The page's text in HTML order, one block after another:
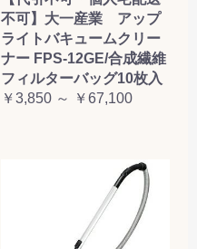
不可】大一産業 アップ
ライトバキュームクリー
ナー FPS-12GE/合成繊維
フィルターバッグ10枚入
￥3,850 ～ ￥67,100